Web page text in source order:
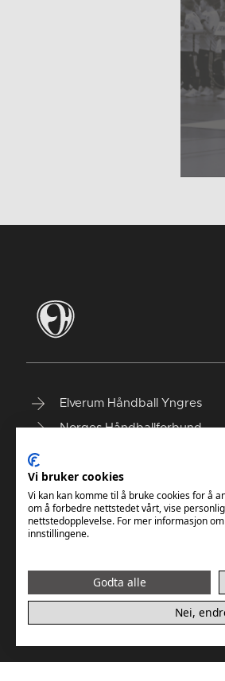
Elverum Håndball Yngres
Norges Håndballforbund
Taiga'n
Vi bruker cookies
Vi kan kan komme til å bruke cookies for å
om å forbedre nettstedet vårt, vise
nettstedopplevelse. For mer informasjon
innstillingene.
Godta alle
Nei,